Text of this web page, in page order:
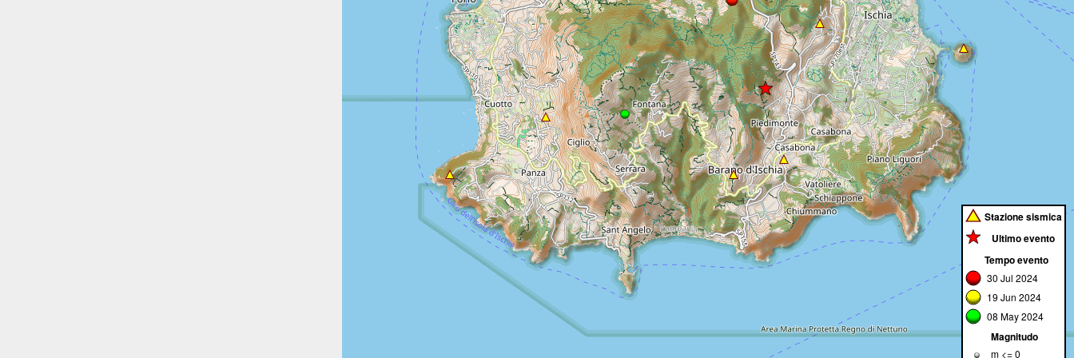
Stazione sismica
Ultimo evento
Tempo evento
30 Jul 2024
19 Jun 2024
08 May 2024
Magnitudo
m <= 0